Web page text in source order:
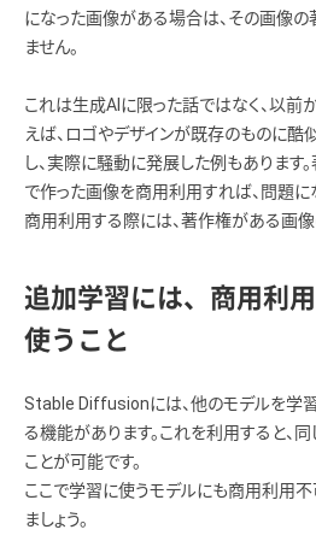
になった画像がある場合は、その画像
ません。
これは生成AIに限った話ではなく、以前
えば、ロゴやデザインが既存のものに酷
し、実際に騒動に発展した例もあります
で作った画像を商用利用すれば、問題に
商用利用する際には、著作権がある画像
追加学習には、商用利
使うこと
Stable Diffusionには、他のモデルを学
る機能があります。これを利用すると、
ことが可能です。
ここで学習に使うモデルにも商用利用
ましょう。